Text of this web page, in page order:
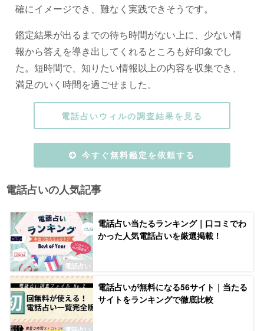
確にイメージでき、難なく実践できそうです。
鑑定結果が出るまでの待ち時間がない上に、少ない情
報から答えを導き出してくれるところも好印象でし
た。短時間で、知りたい情報以上の内容を収集でき、
満足のいく時間を過ごせました。
電話占いウィルの調査結果を見る
今すぐ無料鑑定を依頼する
電話占いの人気記事
電話占い
電話占い当たるランキング｜口コミでわ
かった人気電話占いを厳選掲載！
電話占いが無料になる56サイト｜当たる
サイトをランキングで徹底比較